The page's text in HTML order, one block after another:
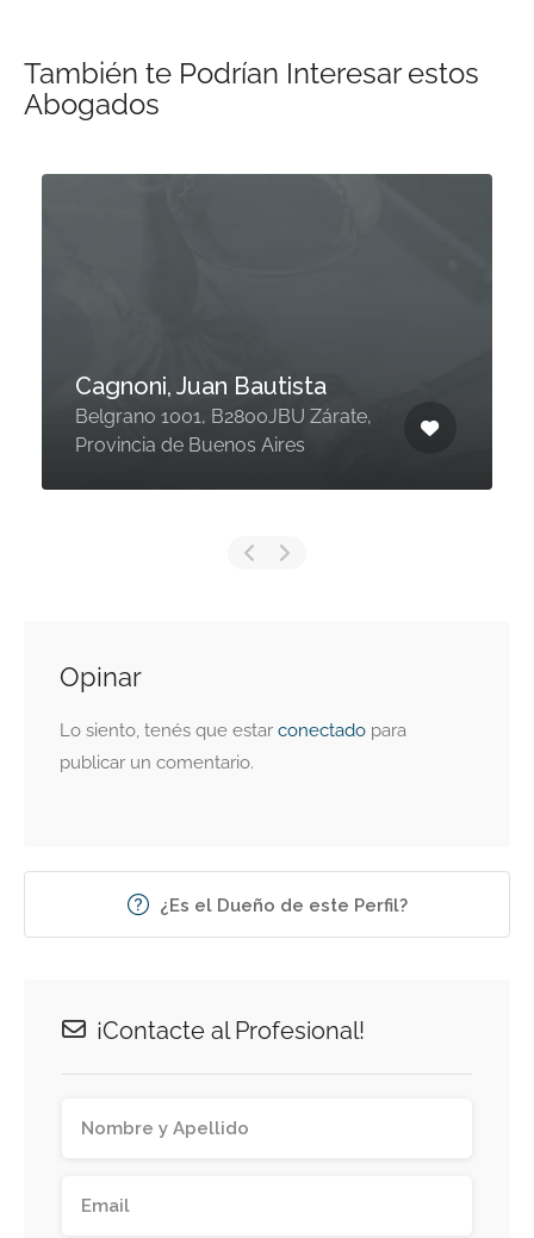
También te Podrían Interesar estos
Abogados
Cagnoni, Juan Bautista
Belgrano 1001, B2800JBU Zárate,
Provincia de Buenos Aires
Opinar
Lo siento, tenés que estar conectado para
publicar un comentario.
¿Es el Dueño de este Perfil?
¡Contacte al Profesional!